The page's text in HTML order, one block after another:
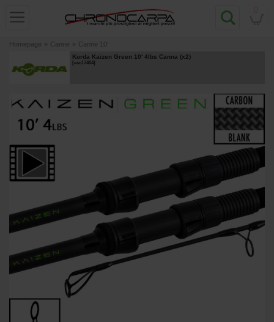
Homepage » Canne » Canne 10'
Korda Kaizen Green 10' 4lbs Canna (x2)
[esc17404]